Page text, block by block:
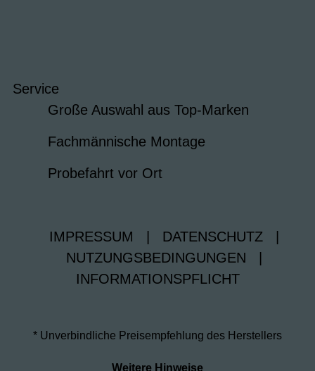
Service
Große Auswahl aus Top-Marken
Fachmännische Montage
Probefahrt vor Ort
IMPRESSUM DATENSCHUTZ
NUTZUNGSBEDINGUNGEN
INFORMATIONSPFLICHT
* Unverbindliche Preisempfehlung des Herstellers
Weitere Hinweise